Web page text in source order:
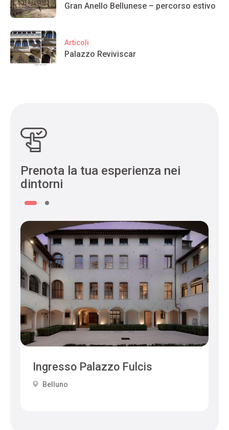
Gran Anello Bellunese – percorso estivo
Articoli
Palazzo Reviviscar
Prenota la tua esperienza nei
dintorni
Ingresso Palazzo Fulcis
Belluno